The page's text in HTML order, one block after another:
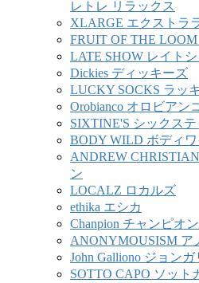
レトレ リラックス
XLARGE エクストラ
FRUIT OF THE
LATE SHOW レイト
Dickies ディッキーズ
LUCKY SOCKS ラッ
Orobianco オロビアン
SIXTINE'S シックス
BODY WILD ボディワ
ANDREW
ン
LOCALZ ロカルズ
ethika エシカ
Chanpion チャンピオン
ANONYMOUSISM ア
John Galliono ジョンガ
SOTTO CAPO ソット